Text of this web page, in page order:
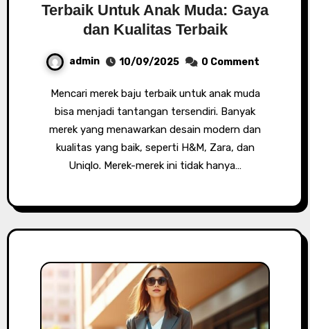
Terbaik Untuk Anak Muda: Gaya
dan Kualitas Terbaik
admin 10/09/2025 0 Comment
Mencari merek baju terbaik untuk anak muda
bisa menjadi tantangan tersendiri. Banyak
merek yang menawarkan desain modern dan
kualitas yang baik, seperti H&M, Zara, dan
Uniqlo. Merek-merek ini tidak hanya…